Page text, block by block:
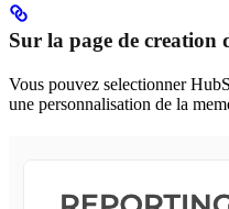
Sur la page de creation
Vous pouvez selectionner
une personnalisation de la